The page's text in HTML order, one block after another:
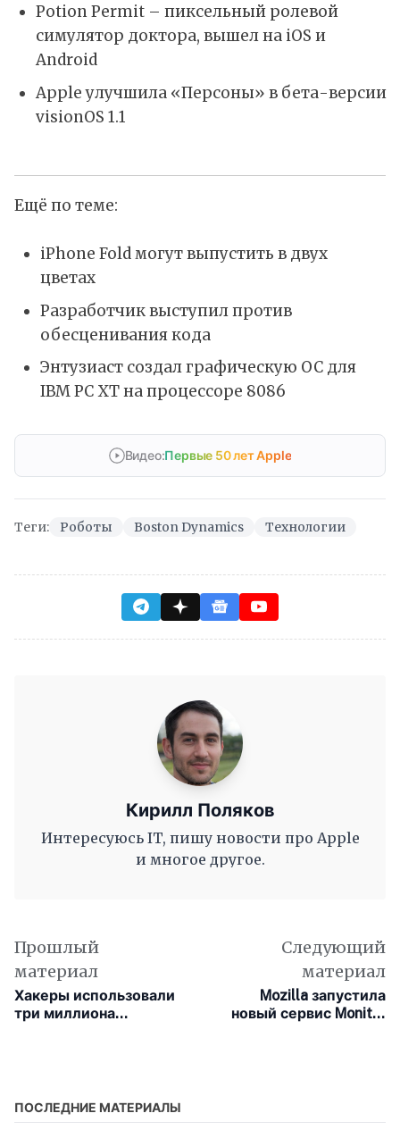
Potion Permit – пиксельный ролевой
симулятор доктора, вышел на iOS и
Android
Apple улучшила «Персоны» в бета-версии
visionOS 1.1
Ещё по теме:
iPhone Fold могут выпустить в двух
цветах
Разработчик выступил против
обесценивания кода
Энтузиаст создал графическую ОС для
IBM PC XT на процессоре 8086
Видео:Первые 50 лет Apple
Теги: Роботы Boston Dynamics Технологии
Кирилл Поляков
Интересуюсь IT, пишу новости про Apple
и многое другое.
Прошлый
материал
Хакеры использовали
три миллиона
швейцарскую
компанию
Следующий
материал
Mozilla запустила
новый сервис Monitor
ПОСЛЕДНИЕ МАТЕРИАЛЫ